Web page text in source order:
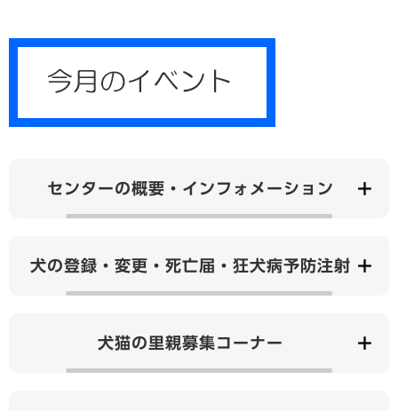
センターの概要・インフォメーション
犬の登録・変更・死亡届・狂犬病予防注射
犬猫の里親募集コーナー